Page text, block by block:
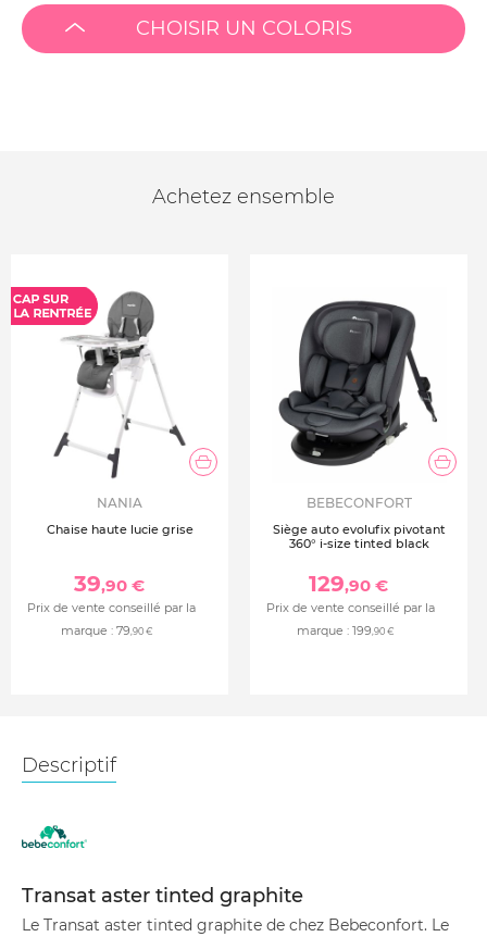
CHOISIR UN COLORIS
Achetez ensemble
NANIA
Chaise haute lucie grise
39,90 €
Prix de vente conseillé par la
marque : 79,90 €
BEBECONFORT
Siège auto evolufix pivotant
360° i-size tinted black
129,90 €
Prix de vente conseillé par la
marque : 199,90 €
Descriptif
Transat aster tinted graphite
Le Transat aster tinted graphite de chez Bebeconfort. Le